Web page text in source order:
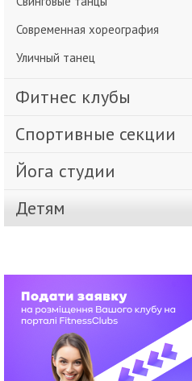
Современная хореография
Уличный танец
Фитнес клубы
Спортивные секции
Йога студии
Детям